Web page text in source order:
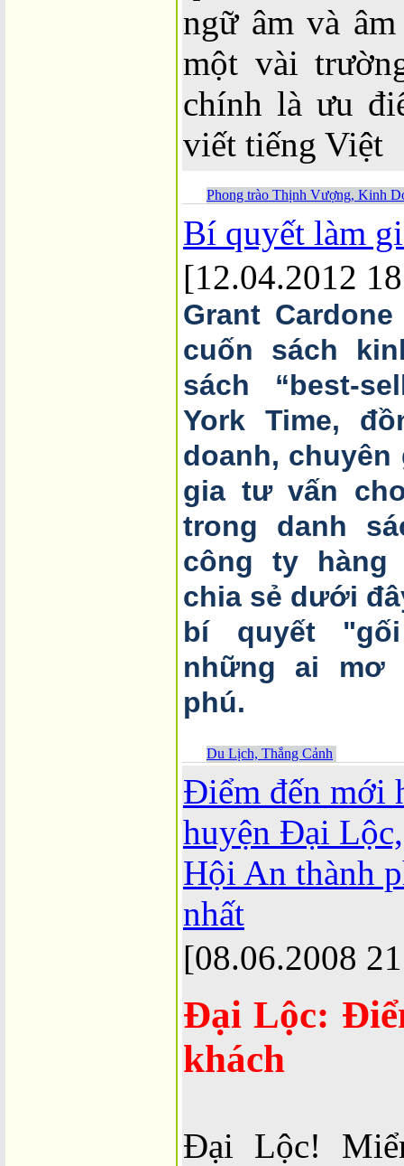
ngữ âm và
một vài
chính là ưu
viết tiếng Việt
Phong trào Thịnh Vượng, Kinh
Bí quyết làm
[12.04.2012
Grant
cuốn sách
sách “best-
York Time,
doanh, chuyên
gia tư vấn
trong danh
công ty hàng
chia sẻ dưới
bí quyết
những ai mơ
phú.
Du Lịch, Thắng Cảnh
Điểm đến mới
huyện Đại
Hội An thành
nhất
[08.06.2008
Đại Lộc:
khách
Đại Lộc!